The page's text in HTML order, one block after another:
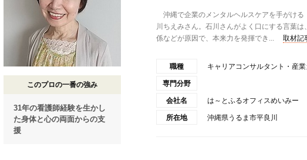
このプロの一番の強み
31年の看護師経験を生かし
た身体と心の両面からの支
援
沖縄で企業のメンタルヘルスケアを手がけ
川ちえみさん。石川さんがよく口にする言葉
係などが原因で、本来力を発揮でき...
取材記
職種 キャリアコンサルタント・産
専門分野
会社名 は～とふるオフィスめいみー
所在地 沖縄県うるま市平良川